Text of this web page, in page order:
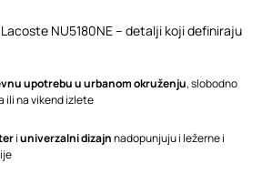
NU5180NE – detalji koji definiraju
upotrebu u urbanom okruženju, slobodno
ili na vikend izlete
iuniverzalni dizajnnadopunjuju i ležerne i